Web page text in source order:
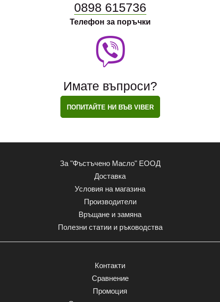
0898 615736
Телефон за поръчки
Имате въпроси?
ПОПИТАЙТЕ НИ ВЪВ VIBER
За "Фъстъчено Масло" ЕООД
Доставка
Условия на магазина
Производители
Връщане и замяна
Полезни статии и ръководства
Контакти
Сравнение
Промоция